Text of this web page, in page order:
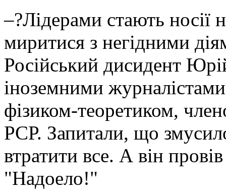
–?Лідерами стають носії
миритися з негідними
Російський дисидент
іноземними
фізиком-теоретиком,
РСР. Запитали, що
втратити все. А він
"Надоело!"